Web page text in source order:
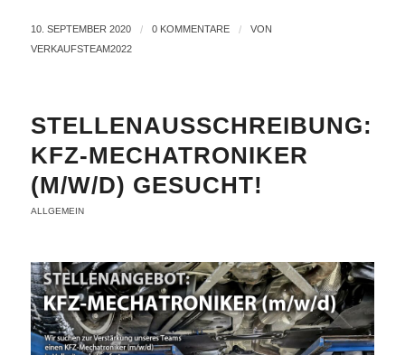
10. SEPTEMBER 2020 / 0 KOMMENTARE /
VON
VERKAUFSTEAM2022
STELLENAUSSCHREIBUNG:
KFZ-MECHATRONIKER
(M/W/D) GESUCHT!
ALLGEMEIN